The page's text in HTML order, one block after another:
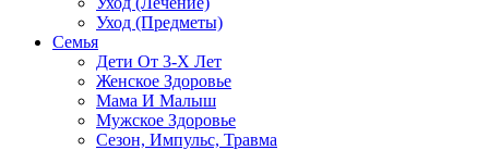
Уход (Предметы)
Семья
Дети От 3-Х Лет
Женское Здоровье
Мама И Малыш
Мужское Здоровье
Сезон, Импульс, Травма